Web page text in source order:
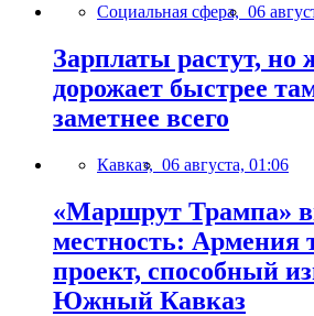
Социальная сфера, 06
Зарплаты растут, но
дорожает быстрее
заметнее всего
Кавказ, 06 августа, 01:06
«Маршрут Трампа»
местность: Армения
проект, способный
Южный Кавказ